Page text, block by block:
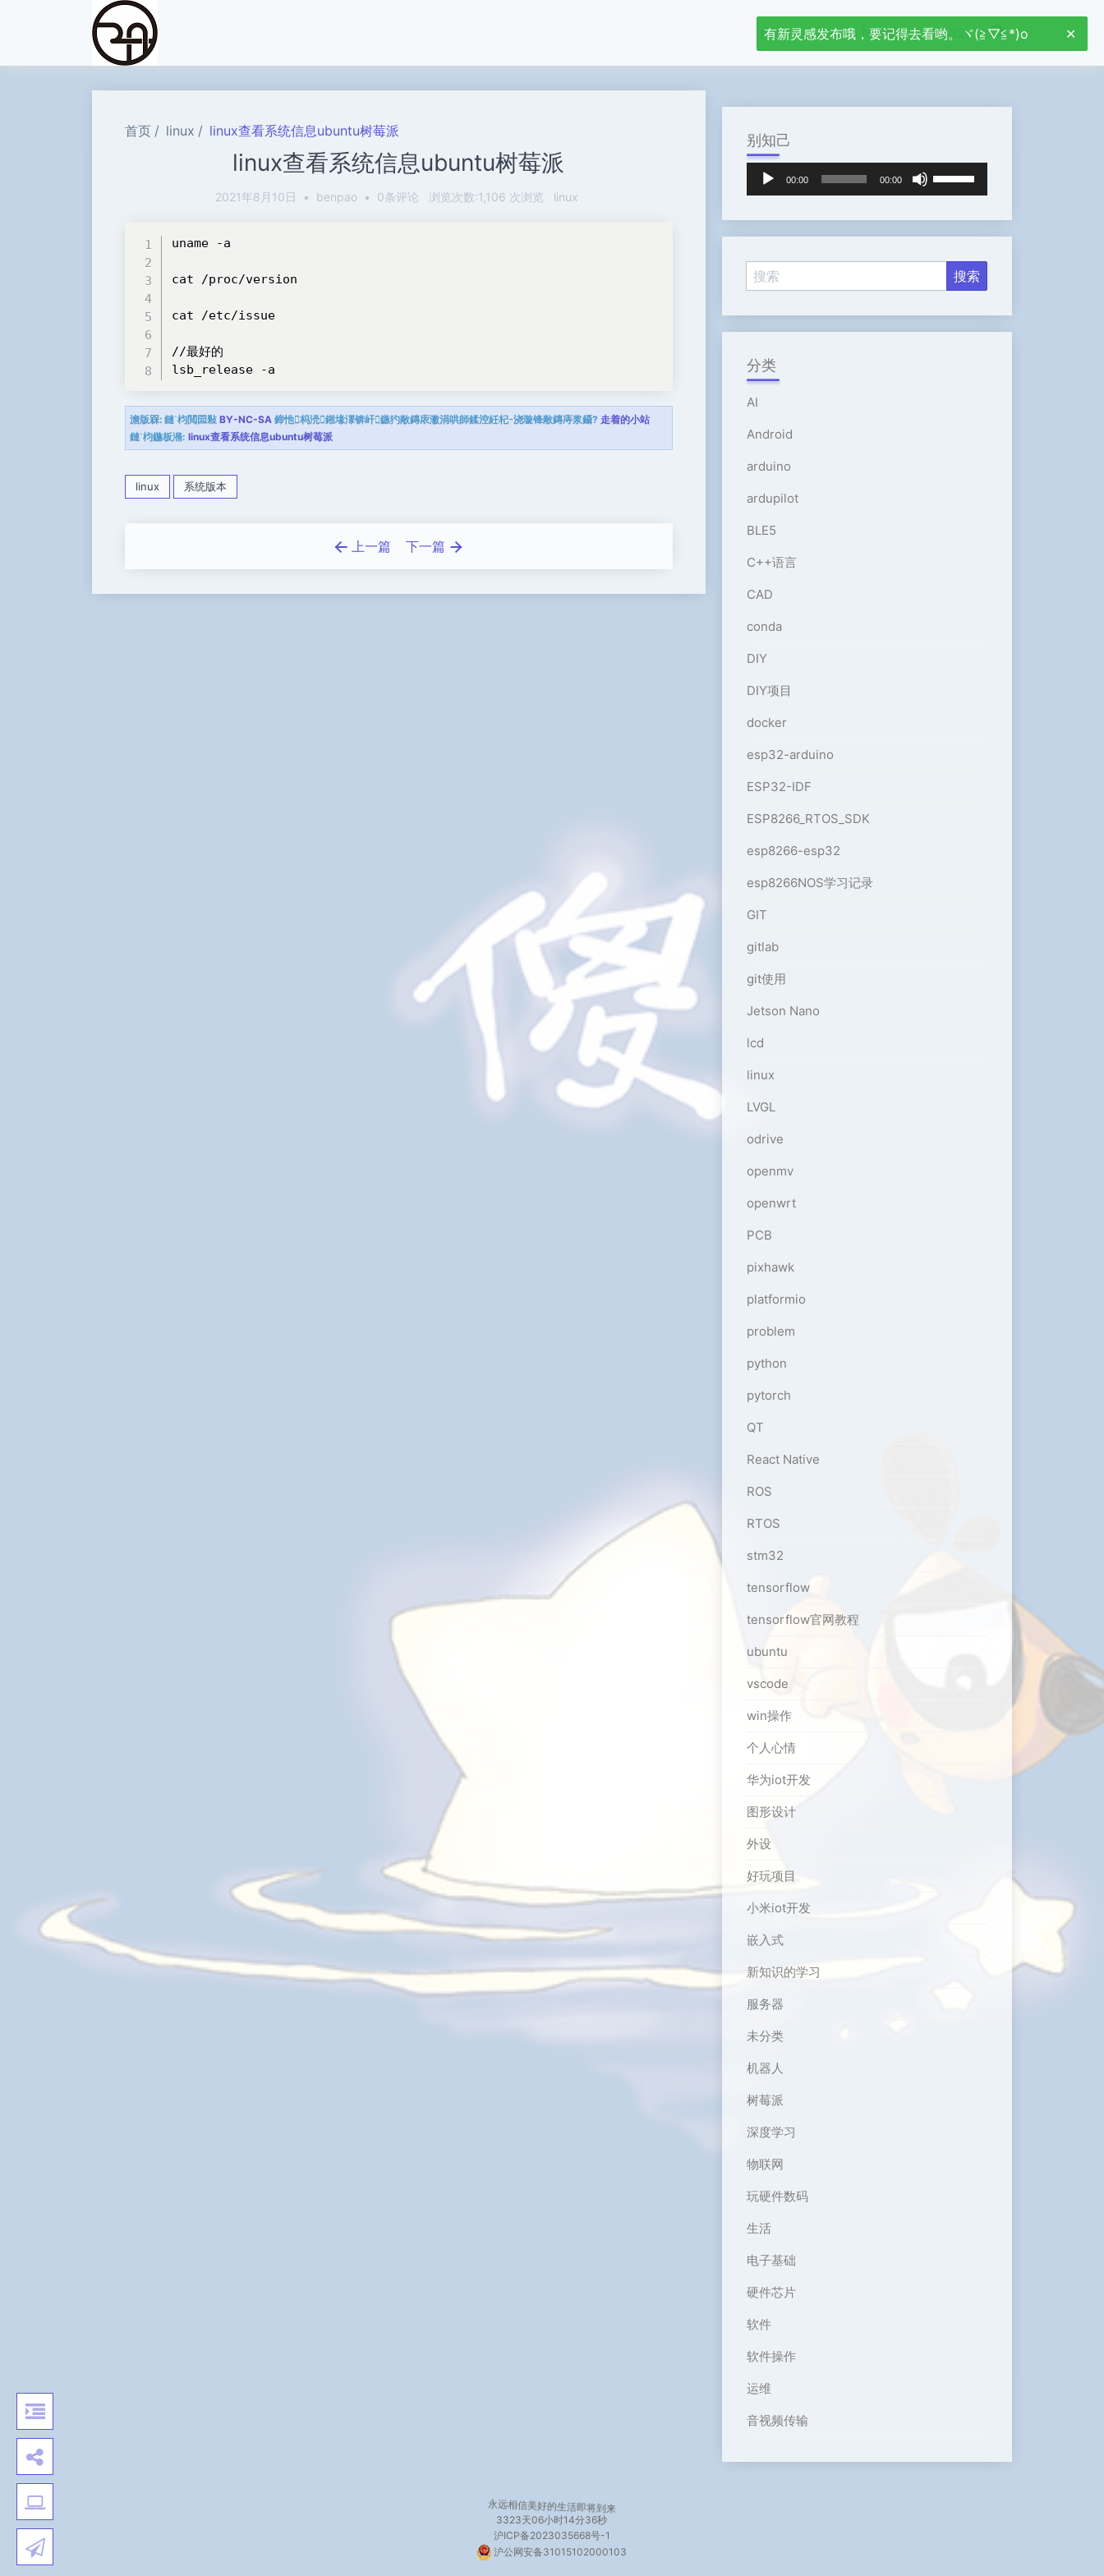
首页 Jetson Nano stm32
首页 linux linux查看系统信息ubuntu树莓派
linux查看系统信息ubuntu树莓派
2021年8月10日 • benpao • 0条评论 浏览次数:1,106 次浏览 linux
uname -a
cat /proc/version
cat /etc/issue
//最好的
lsb_release -a
澹版槑: 鏈枃閲囩敤 BY-NC-SA 鍗忚杩涜鎺堟潈锛屽鏃犳敞鏄庡潎涓哄師鍒涳紝杞浇璇锋敞鏄庤浆鑷? 走着的小站
鏈枃鍦板潃: linux查看系统信息ubuntu树莓派
linux 系统版本
上一篇 下一篇
别知己
放
00:00 00:00
/
箭
来
增
分类
AI
Android
arduino
ardupilot
BLE5
C++语言
CAD
conda
DIY
DIY项目
docker
esp32-arduino
ESP32-IDF
ESP8266_RTOS_SDK
esp8266-esp32
esp8266NOS学习记录
GIT
gitlab
git使用
Jetson Nano
lcd
linux
LVGL
odrive
openmv
openwrt
PCB
pixhawk
platformio
problem
python
pytorch
QT
React Native
ROS
RTOS
stm32
tensorflow
tensorflow官网教程
ubuntu
vscode
win操作
个人心情
华为iot开发
图形设计
外设
好玩项目
小米iot开发
嵌入式
新知识的学习
服务器
未分类
机器人
树莓派
深度学习
物联网
玩硬件数码
生活
电子基础
硬件芯片
软件
软件操作
运维
音视频传输
永远相信美好的生活即将到来
3323天06小时14分37秒
沪ICP备2023035668号-1
沪公网安备31015102000103
有新灵感发布哦，要记得去看哟。ヾ(≧▽≦*)o